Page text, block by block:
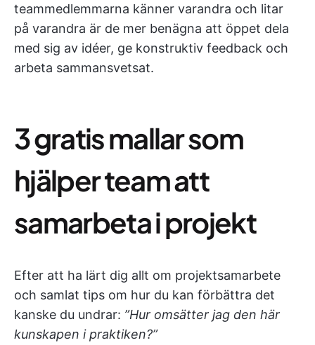
teammedlemmarna känner varandra och litar
på varandra är de mer benägna att öppet dela
med sig av idéer, ge konstruktiv feedback och
arbeta sammansvetsat.
3 gratis mallar som
hjälper team att
samarbeta i projekt
Efter att ha lärt dig allt om projektsamarbete
och samlat tips om hur du kan förbättra det
kanske du undrar: ”Hur omsätter jag den här
kunskapen i praktiken?”